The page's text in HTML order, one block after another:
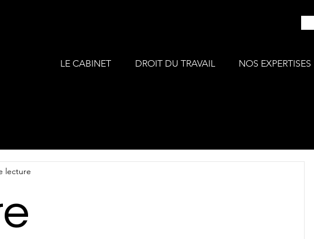
LE CABINET DROIT DU TRAVAIL NOS EXPERTISES
lecture